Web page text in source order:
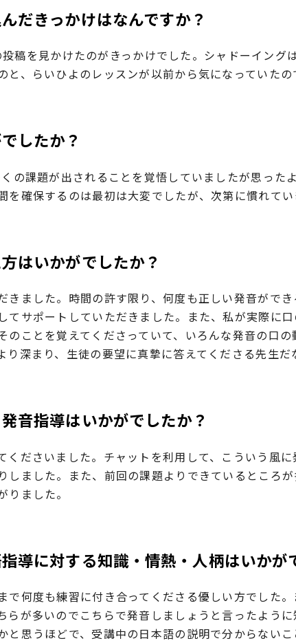
だきっかけはなんですか？
稿を見かけたのがきっかけでした。シャドーイング
と、らいひよのレッスンが以前から気になっていたの
したか？
の課題が出されることを覚悟していましたが思った
を確保するのは最初は大変でしたが、次第に慣れてい
はいかがでしたか？
きました。時間の許す限り、何度も正しい発音がで
てサポートしていただきました。また、私が実際に
のことを覚えてくださっていて、いろんな発音の口
り深まり、生徒の要望に真摯に答えてくださる先生だ
音指導はいかがでしたか？
くださいました。チャットを利用して、こういう風
しました。また、前回の課題よりできているところ
ました。
導に対する知識・情熱・人柄はいかが
で何度も練習に付き合ってくださる優しい方でした
らが多いのでこちらで発音しましょうと言ったよう
と思うほどで、受講中の日本語の説明で分からないこ